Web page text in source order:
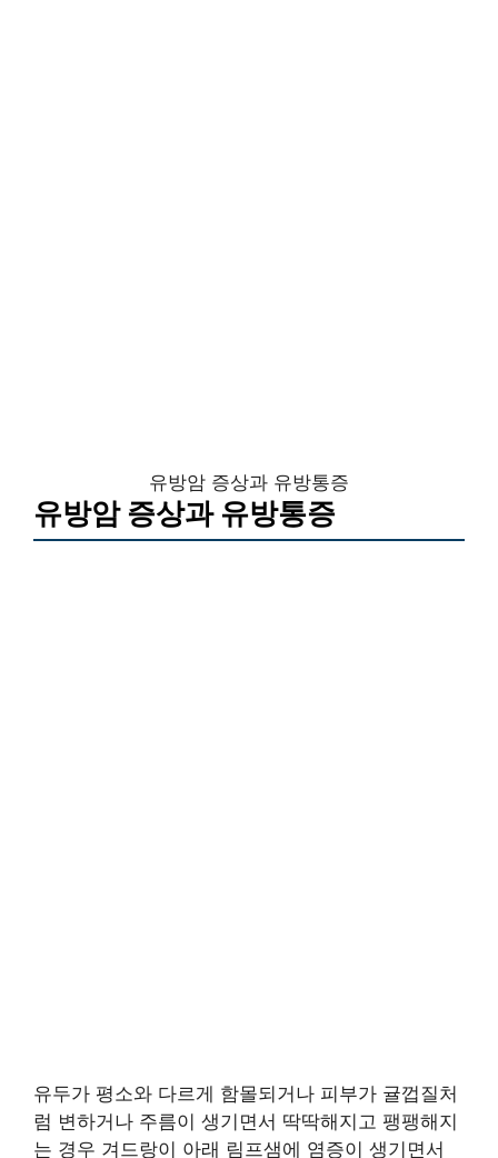
유방암 증상과 유방통증
유방암 증상과 유방통증
유두가 평소와 다르게 함몰되거나 피부가 귤껍질처
럼 변하거나 주름이 생기면서 딱딱해지고 팽팽해지
는 경우 겨드랑이 아래 림프샘에 염증이 생기면서